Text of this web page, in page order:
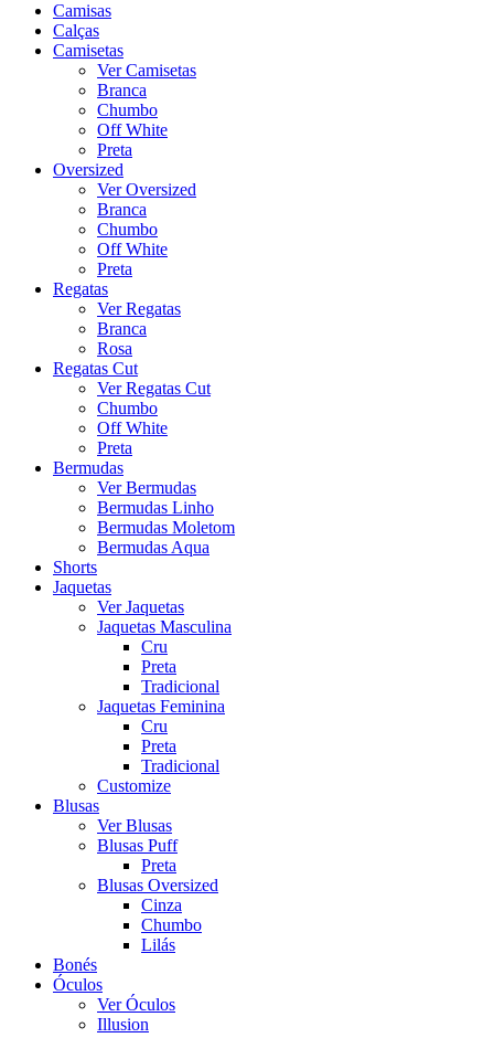
Camisas
Calças
Camisetas
Ver Camisetas
Branca
Chumbo
Off White
Preta
Oversized
Ver Oversized
Branca
Chumbo
Off White
Preta
Regatas
Ver Regatas
Branca
Rosa
Regatas Cut
Ver Regatas Cut
Chumbo
Off White
Preta
Bermudas
Ver Bermudas
Bermudas Linho
Bermudas Moletom
Bermudas Aqua
Shorts
Jaquetas
Ver Jaquetas
Jaquetas Masculina
Cru
Preta
Tradicional
Jaquetas Feminina
Cru
Preta
Tradicional
Customize
Blusas
Ver Blusas
Blusas Puff
Preta
Blusas Oversized
Cinza
Chumbo
Lilás
Bonés
Óculos
Ver Óculos
Illusion